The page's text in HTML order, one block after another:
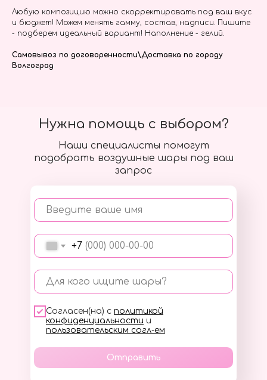
Любую композицию можно скорректировать под ваш вкус
и бюджет! Можем менять гамму, состав, надписи. Пишите
- подберем идеальный вариант! Наполнение - гелий.
Самовывоз по договоренности\Доставка по городу
Волгоград
Наши специалисты помогут
подобрать воздушные шары под ваш
запрос
Введите ваше имя
+7
Для кого ищите шары?
Согласен(на) с политикой
конфиденциальности и
пользовательским согл-ем
Отправить
Нужна помощь с выбором?